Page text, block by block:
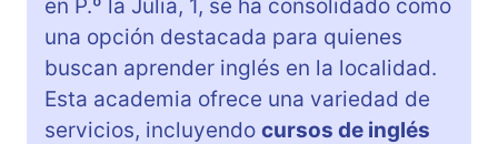
en P.º la Julia, 1, se ha consolidado como
una opción destacada para quienes
buscan aprender inglés en la localidad.
Esta academia ofrece una variedad de
servicios, incluyendo cursos de inglés